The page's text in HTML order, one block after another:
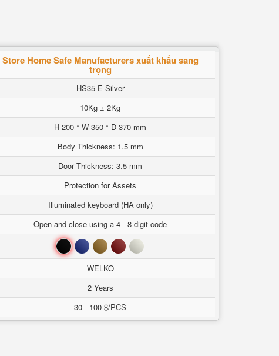
Store Home Safe Manufacturers xuất khẩu sang
trọng
HS35 E Silver
10Kg ± 2Kg
H 200 * W 350 * D 370 mm
Body Thickness: 1.5 mm
Door Thickness: 3.5 mm
Protection for Assets
Illuminated keyboard (HA only)
Open and close using a 4 - 8 digit code
Đen Xanh Nâu Đỏ Trắng
WELKO
2 Years
30 - 100 $/PCS